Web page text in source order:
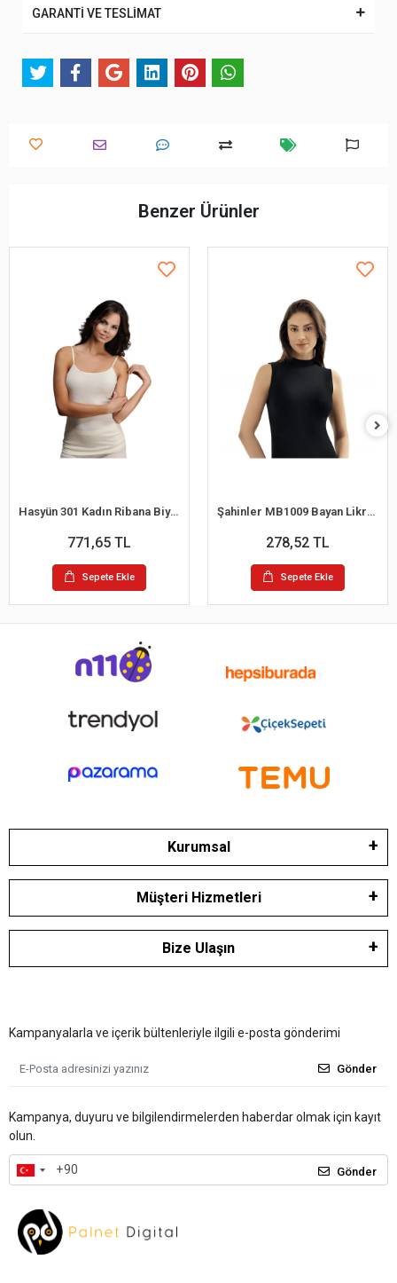
GARANTİ VE TESLİMAT
Benzer Ürünler
Hasyün 301 Kadın Ribana Biyeli Yün İp Askılı Atlet
771,65 TL
Sepete Ekle
Şahinler MB1009 Bayan Likralı Balıkcı Yaka Atlet
278,52 TL
Sepete Ekle
Kurumsal
Müşteri Hizmetleri
Bize Ulaşın
Kampanyalarla ve içerik bültenleriyle ilgili e-posta gönderimi
Gönder
Kampanya, duyuru ve bilgilendirmelerden haberdar olmak için kayıt
olun.
Gönder